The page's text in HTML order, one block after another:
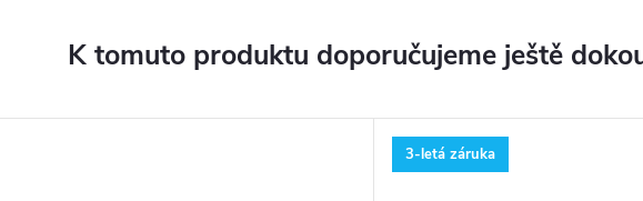
K tomuto produktu doporučujeme ještě
3-letá záruka